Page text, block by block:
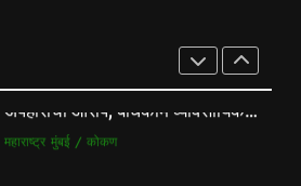
अपहाराचा आरोप; बांधकाम व्यावसायिक